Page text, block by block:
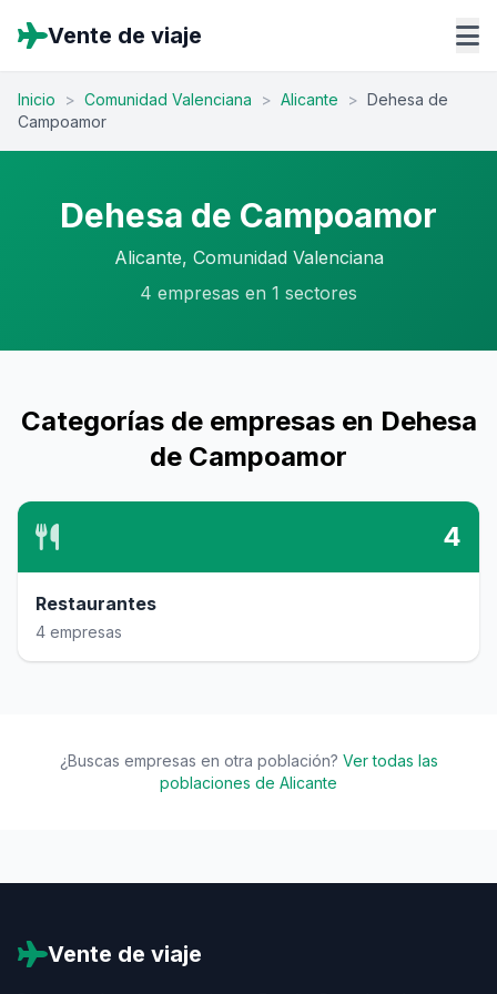
Vente de viaje
Inicio > Comunidad Valenciana > Alicante > Dehesa de
Campoamor
Dehesa de Campoamor
Alicante, Comunidad Valenciana
4 empresas en 1 sectores
Categorías de empresas en Dehesa
de Campoamor
4
Restaurantes
4 empresas
¿Buscas empresas en otra población? Ver todas las
poblaciones de Alicante
Vente de viaje